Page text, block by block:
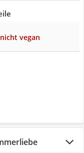
nicht vegan